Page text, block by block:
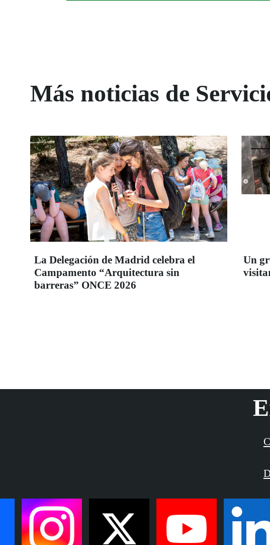
Más noticias de
La Delegación de Madrid celebra el
Campamento “Arquitectura sin
barreras” ONCE 2026
Un